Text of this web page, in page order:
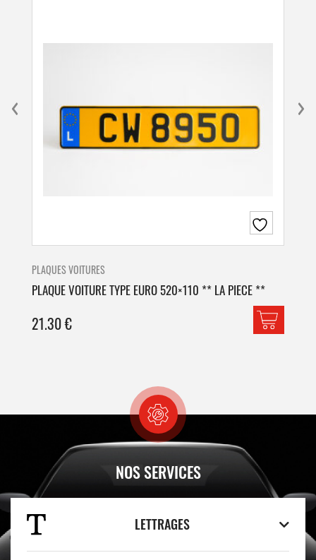
PLAQUES VOITURES
PLAQUE VOITURE TYPE EURO 520×110 ** LA PIECE **
21.30€
NOS SERVICES
LETTRAGES